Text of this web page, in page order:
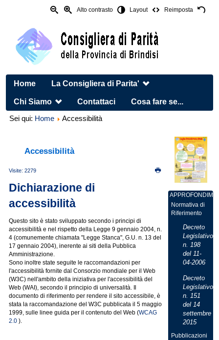
Alto contrasto Layout Reimposta
Home La Consigliera di Parita'
Chi Siamo Contattaci Cosa fare se...
Sei qui: Home Accessibilità
Accessibilità
Visite: 2279
Dichiarazione di
accessibilità
Questo sito è stato sviluppato secondo i principi di
accessibilità e nel rispetto della Legge 9 gennaio 2004, n.
4 (comunemente chiamata "Legge Stanca", G.U. n. 13 del
17 gennaio 2004), inerente ai siti della Pubblica
Amministrazione.
Sono inoltre state seguite le raccomandazioni per
l'accessibilità fornite dal Consorzio mondiale per il Web
(W3C) nell'ambito della iniziativa per l'accessibilità del
Web (WAI), secondo il principio di universalità. Il
documento di riferimento per rendere il sito accessibile, è
stata la raccomandazione del W3C pubblicata il 5 maggio
1999, sulle linee guida per il contenuto del Web (WCAG
2.0 ).
Normativa di
Riferimento
Decreto
Legislativo
n. 198
del 11-
04-2006
Decreto
Legislativo
n. 151
del 14
settembre
2015
Pubblicazioni